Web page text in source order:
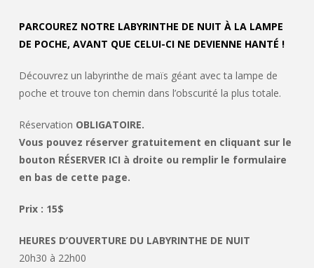
PARCOUREZ NOTRE LABYRINTHE DE NUIT À LA LAMPE
DE POCHE, AVANT QUE CELUI-CI NE DEVIENNE HANTÉ !
Découvrez un labyrinthe de maïs géant avec ta lampe de
poche et trouve ton chemin dans l’obscurité la plus totale.
Réservation OBLIGATOIRE.
Vous pouvez réserver gratuitement en cliquant sur le
bouton RÉSERVER ICI à droite ou remplir le formulaire
en bas de cette page.
Prix : 15$
HEURES D’OUVERTURE DU LABYRINTHE DE NUIT
20h30 à 22h00